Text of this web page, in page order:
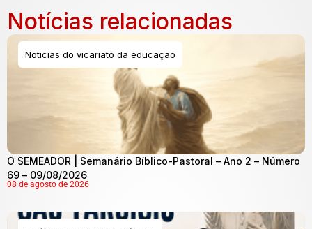
Notícias relacionadas
Noticias do vicariato da educação
O SEMEADOR | Semanário Bíblico-Pastoral – Ano 2 – Número
69 – 09/08/2026
08 de agosto de 2026